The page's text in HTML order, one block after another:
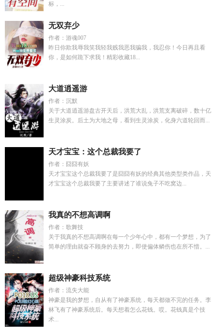
标，...
无双弃少
作者：游魂007
昨日你欺我辱我笑我轻我贱我恶我骗我，我忍你！今日再且看
你，是如何跪下求我！精彩收藏18...
大道逍遥游
作者：沉默
关于大道逍遥游盘古开天后，洪荒大乱，洪荒支离破碎，数十亿
生灵涂炭。后土为大地之母，看到生灵涂炭，化身六道轮回而...
天才宝宝：这个总裁我要了
作者：囧囧有妖
天才宝宝这个总裁我要了是囧囧有妖的经典其他类型类作品，天
才宝宝这个总裁我要了主要讲述了谁说兔子不吃窝边...
我真的不想高调啊
作者：歌舞技
关于我真的不想高调啊在每一个少年心中，都有一个梦想，为了
简单的理由就奋不顾身的去努力，即使偏体鳞伤也在所不惜。...
超级神豪科技系统
作者：流失大能
神豪是我的梦想，自从有了神豪系统，每天都做不完的任务。李
林飞有了神豪系统后。每天想着怎么花钱。哎。花钱真是个技
术...